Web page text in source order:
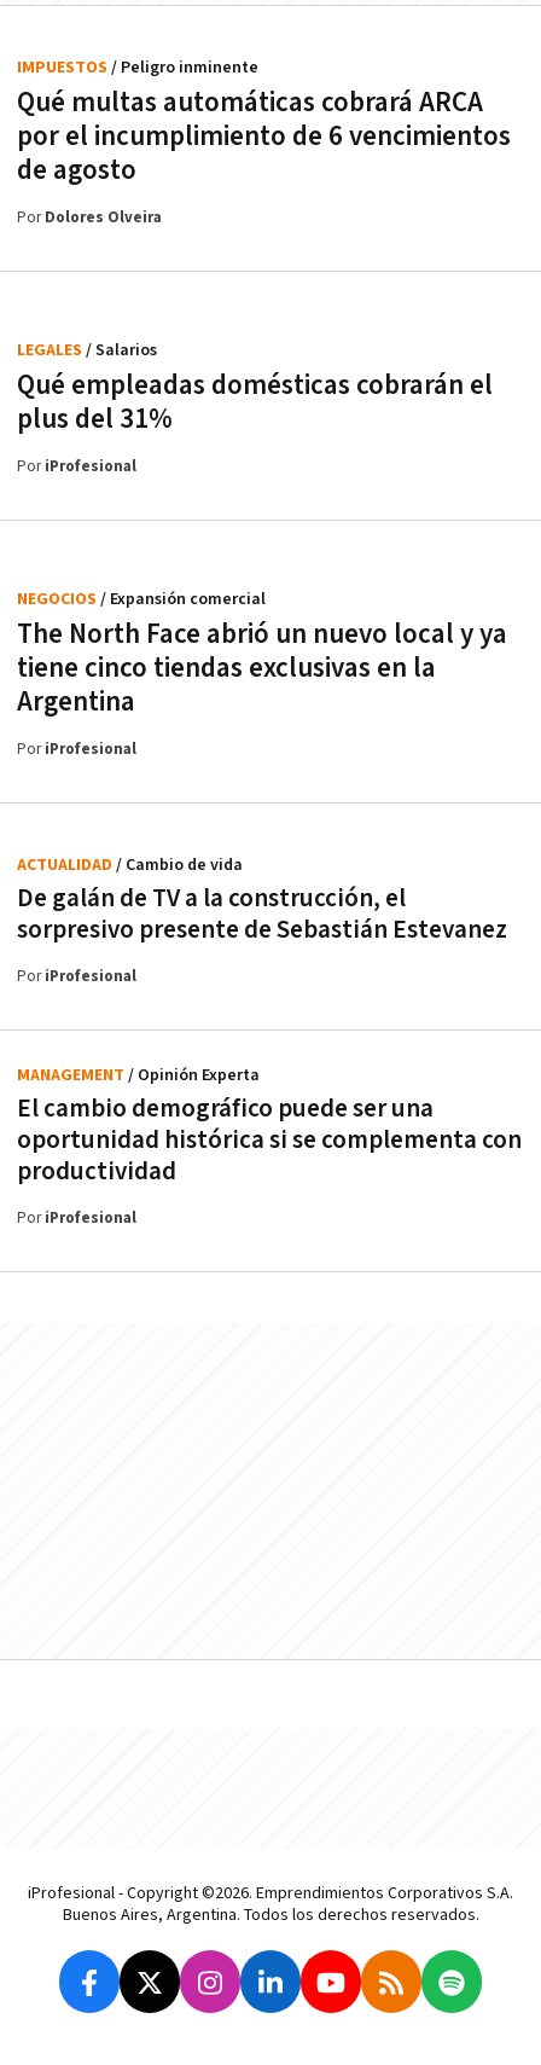
Qué multas automáticas cobrará ARCA
por el incumplimiento de 6 vencimientos
de agosto
IMPUESTOS / Peligro inminente
PorDolores Olveira
Qué empleadas domésticas cobrarán el
plus del 31%
LEGALES / Salarios
PoriProfesional
The North Face abrió un nuevo local y ya
tiene cinco tiendas exclusivas en la
Argentina
NEGOCIOS / Expansión comercial
PoriProfesional
De galán de TV a la construcción, el
sorpresivo presente de Sebastián Estevanez
ACTUALIDAD / Cambio de vida
PoriProfesional
El cambio demográfico puede ser una
oportunidad histórica si se complementa con
productividad
MANAGEMENT / Opinión Experta
PoriProfesional
iProfesional - Copyright ©2026. Emprendimientos Corporativos S.A.
Buenos Aires, Argentina. Todos los derechos reservados.